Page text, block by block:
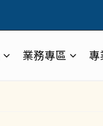
業務專區 專